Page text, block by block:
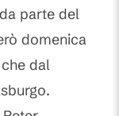
parte del
domenica
dal